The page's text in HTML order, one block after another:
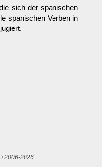
sich der spanischen
spanischen Verben in
2006-2026